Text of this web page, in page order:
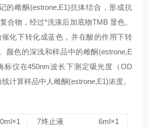
的雌酮(estrone,E1)抗体结合，形成抗
合物，经过*洗涤后加底物TMB 显色。
化下转化成蓝色，并在酸的作用下转
颜色的深浅和样品中的雌酮(estrone,E
标仪在450nm波长下测定吸光度（OD
计算样品中人雌酮(estrone,E1)浓度。
7终止液
6ml×1